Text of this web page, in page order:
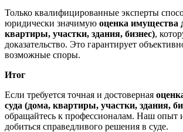
Только квалифицированные эксперты
юридически значимую оценка имущества
квартиры, участки, здания, бизнес),
доказательство. Это гарантирует
возможные споры.
Итог
Если требуется точная и достоверная
суда (дома, квартиры, участки, здания,
обращайтесь к профессионалам. Наш опыт
добиться справедливого решения в суде.